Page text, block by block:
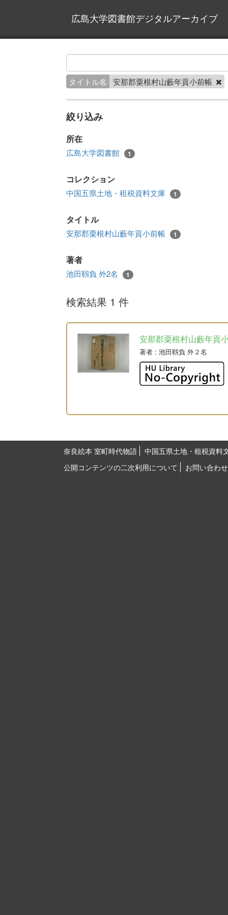
広島大学図書館デジタルアーカイブ
タイトル名 安那郡粟根村山藪年貢小前帳
絞り込み
所在
広島大学図書館 1
コレクション
中国五県土地・租税資料文庫 1
タイトル
安那郡粟根村山藪年貢小前帳 1
著者
池田靱負 外2名 1
検索結果 1 件
安那郡粟根村山藪年貢
著者 : 池田靱負 外２名
奈良絵本 室町時代物語
中国五県土地・租税資料
公開コンテンツの二次利用について
お問い合わせ